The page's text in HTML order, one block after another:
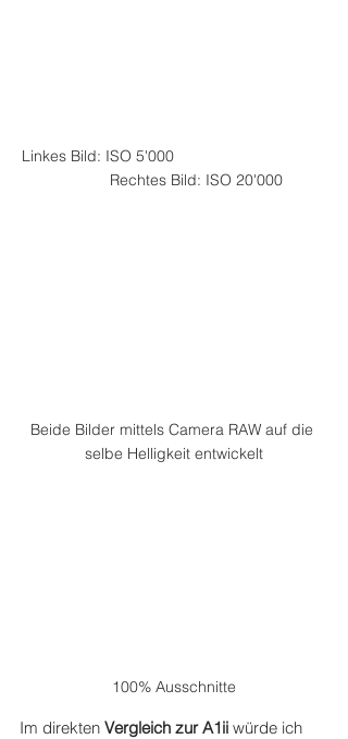
Linkes Bild: ISO 5'000
	Rechtes Bild: ISO 20'000
Beide Bilder mittels Camera RAW auf die
selbe Helligkeit entwickelt
100% Ausschnitte
Im direkten Vergleich zur A1ii würde ich